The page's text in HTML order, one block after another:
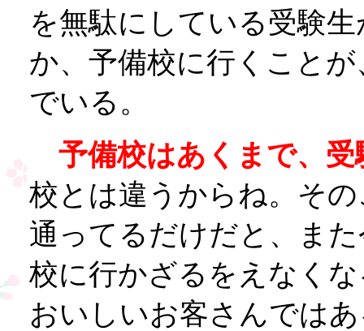
を無駄にしている受験
か、予備校に行くこと
でいる。
予備校はあくまで、
校とは違うからね。そ
通ってるだけだと、ま
校に行かざるをえなく
おいしいお客さんでは